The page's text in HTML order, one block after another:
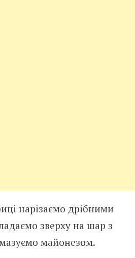
нарізаємо дрібними
зверху на шар з
майонезом.